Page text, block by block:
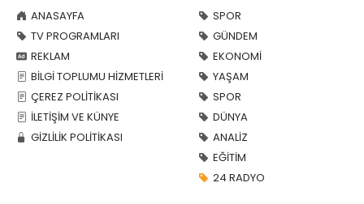
ANASAYFA
TV PROGRAMLARI
REKLAM
BİLGİ TOPLUMU HİZMETLERİ
ÇEREZ POLİTİKASI
İLETİŞİM VE KÜNYE
GİZLİLİK POLİTİKASI
SPOR
GÜNDEM
EKONOMİ
YAŞAM
SPOR
DÜNYA
ANALİZ
EĞİTİM
24 RADYO